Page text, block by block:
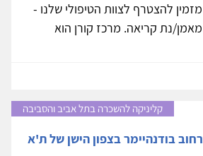
להצטרף לצוות הטיפולי שלנו -
נת קריאה. מרכז קורן הוא
קליניקה להשכרה בתל אביב והסביבה
בודנהיימר בצפון הישן של ת'א